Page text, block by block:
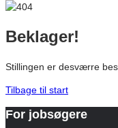
Beklager!
Stillingen er desværre
Tilbage til start
For jobsøgere